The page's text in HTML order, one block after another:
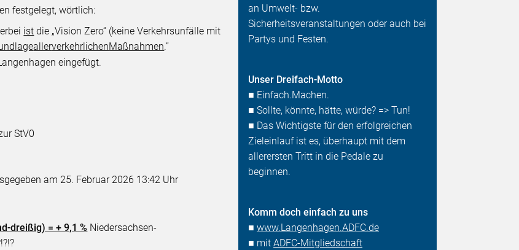
an Umwelt- bzw.
Sicherheitsveranstaltungen oder auch bei
Partys und Festen.
Unser Dreifach-Motto
■ Einfach.Machen.
■ Sollte, könnte, hätte, würde? => Tun!
■ Das Wichtigste für den erfolgreichen
Zieleinlauf ist es, überhaupt mit dem
allerersten Tritt in die Pedale zu
beginnen.
Komm doch einfach zu uns
■www.Langenhagen.ADFC.de
■ mitADFC-Mitgliedschaft
festgelegt, wörtlich:
ist die „Vision Zero“ (keine Verkehrsunfälle mit
allerverkehrlichenMaßnahmen.”
eingefügt.
StV0
am 25. Februar 2026 13:42 Uhr
dreißig) = + 9,1 % Niedersachsen-